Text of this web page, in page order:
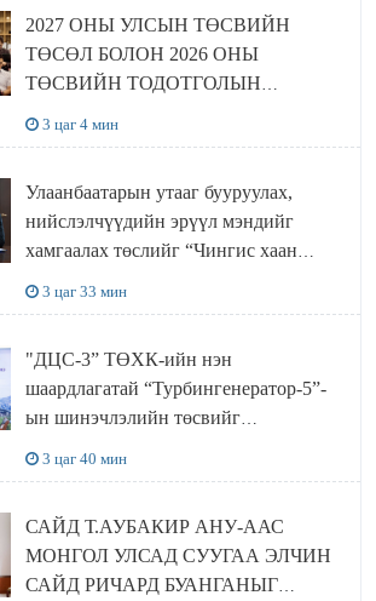
2027 ОНЫ УЛСЫН ТӨСВИЙН
ТӨСӨЛ БОЛОН 2026 ОНЫ
ТӨСВИЙН ТОДОТГОЛЫН
3 цаг 4 мин
Улаанбаатарын утааг бууруулах,
нийслэлчүүдийн эрүүл мэндийг
хамгаалах төслийг “Чингис хаан
3 цаг 33 мин
"ДЦС-3” ТӨХК-ийн нэн
шаардлагатай “Турбингенератор-5”-
ын шинэчлэлийн төсвийг
3 цаг 40 мин
САЙД Т.АУБАКИР АНУ-ААС
МОНГОЛ УЛСАД СУУГАА ЭЛЧИН
САЙД РИЧАРД БУАНГАНЫГ